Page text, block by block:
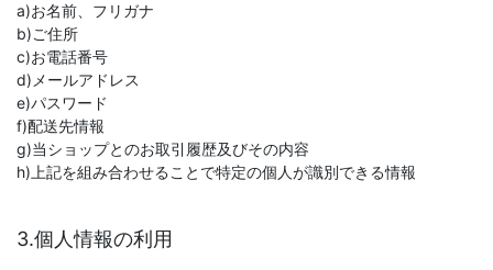
a)お名前、フリガナ
b)ご住所
c)お電話番号
d)メールアドレス
e)パスワード
f)配送先情報
g)当ショップとのお取引履歴及びその内容
h)上記を組み合わせることで特定の個人が識別できる情報
3.個人情報の利用